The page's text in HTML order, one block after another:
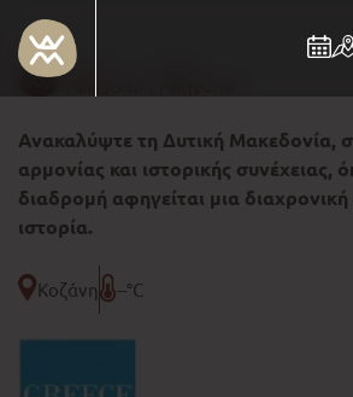
Ανακαλύψτε τη Δυτική Μακεδονία,
αρμονίας και ιστορικής συνέχειας,
διαδρομή αφηγείται μια διαχρονική
ιστορία.
Κοζάνη --°C